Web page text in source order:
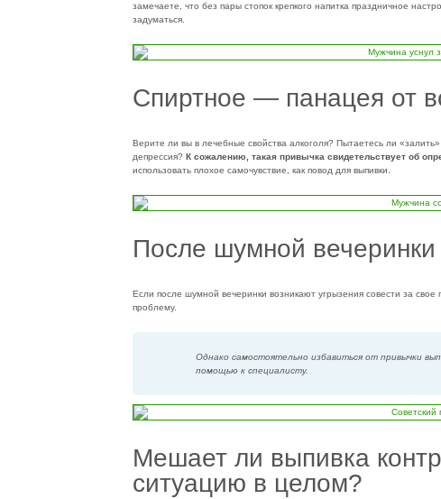
замечаете, что без пары стопок крепкого напитка праздничное
задуматься.
Спиртное — панацея от
Верите ли вы в лечебные свойства алкоголя? Пытаетесь ли
депрессия? К сожалению, такая привычка свидетельствует об
использовать плохое самочувствие, как повод для выпивки.
После шумной
Если после шумной вечеринки возникают угрызения совести за
проблему.
Однако самостоятельно избавиться от привычки
помощью к специалисту.
Мешает ли выпивка
ситуацию в целом?